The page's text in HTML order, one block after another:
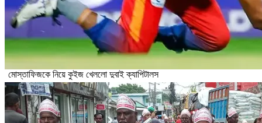
মোস্তাফিজকে নিয়ে কুইজ খেললো দুবাই ক্যাপিটালস